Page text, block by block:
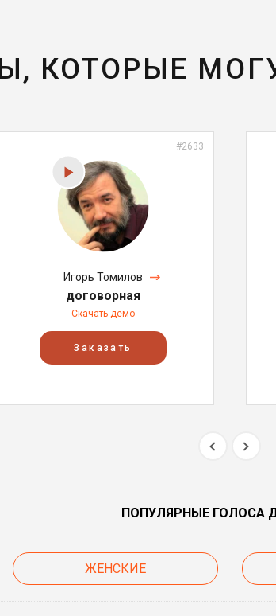
КОТОРЫЕ
#2633
Игорь Томилов
договорная
Скачать демо
Заказать
ПОПУЛЯРНЫЕ ГОЛОСА
ЖЕНСКИЕ